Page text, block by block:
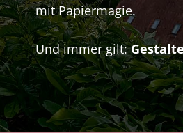
mit Papiermagie.
Und immer gilt: